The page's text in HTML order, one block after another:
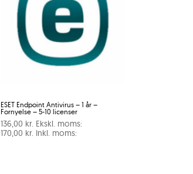
ESET Endpoint Antivirus – 1 år –
Fornyelse – 5-10 licenser
136,00 kr. Ekskl. moms:
170,00 kr. Inkl. moms: